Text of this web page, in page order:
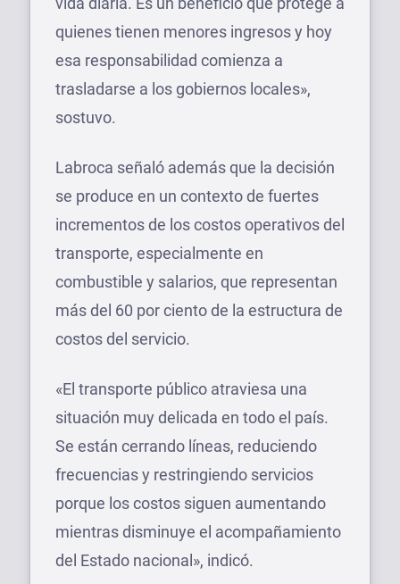
quienes tienen menores ingresos y hoy
esa responsabilidad comienza a
trasladarse a los gobiernos locales»,
sostuvo.
Labroca señaló además que la decisión
se produce en un contexto de fuertes
incrementos de los costos operativos del
transporte, especialmente en
combustible y salarios, que representan
más del 60 por ciento de la estructura de
costos del servicio.
«El transporte público atraviesa una
situación muy delicada en todo el país.
Se están cerrando líneas, reduciendo
frecuencias y restringiendo servicios
porque los costos siguen aumentando
mientras disminuye el acompañamiento
del Estado nacional», indicó.